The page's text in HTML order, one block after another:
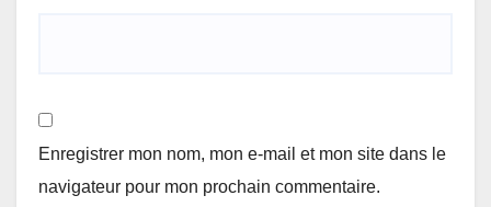
Enregistrer mon nom, mon e-mail et mon site dans le
navigateur pour mon prochain commentaire.